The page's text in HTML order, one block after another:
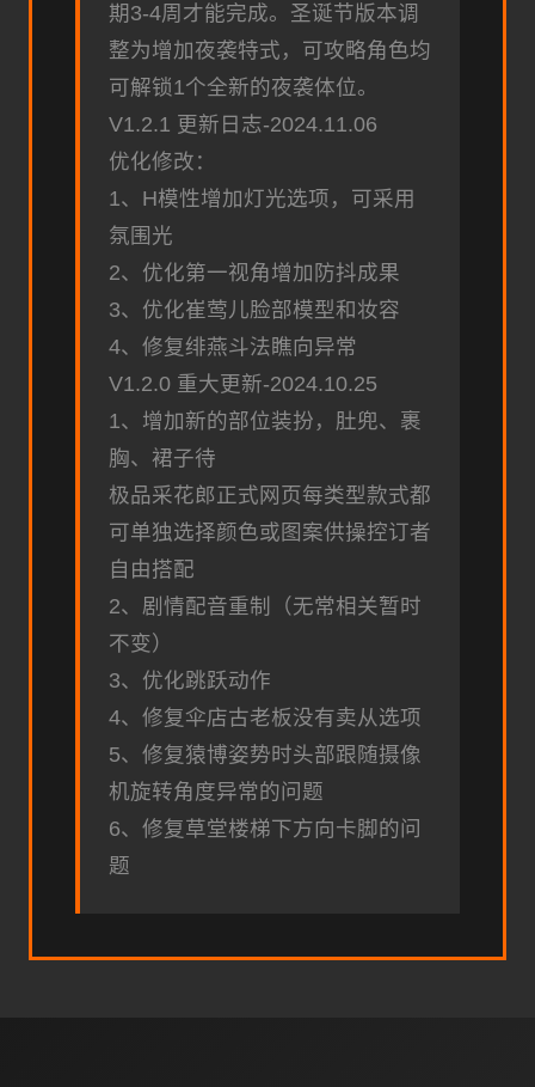
期3-4周才能完成。圣诞节版本调
整为增加夜袭特式，可攻略角色均
可解锁1个全新的夜袭体位。
V1.2.1 更新日志-2024.11.06
优化修改：
1、H模性增加灯光选项，可采用
氛围光
2、优化第一视角增加防抖成果
3、优化崔莺儿脸部模型和妆容
4、修复绯燕斗法瞧向异常
V1.2.0 重大更新-2024.10.25
1、增加新的部位装扮，肚兜、裹
胸、裙子待
极品采花郎正式网页每类型款式都
可单独选择颜色或图案供操控订者
自由搭配
2、剧情配音重制（无常相关暂时
不变）
3、优化跳跃动作
4、修复伞店古老板没有卖从选项
5、修复猿博姿势时头部跟随摄像
机旋转角度异常的问题
6、修复草堂楼梯下方向卡脚的问
题